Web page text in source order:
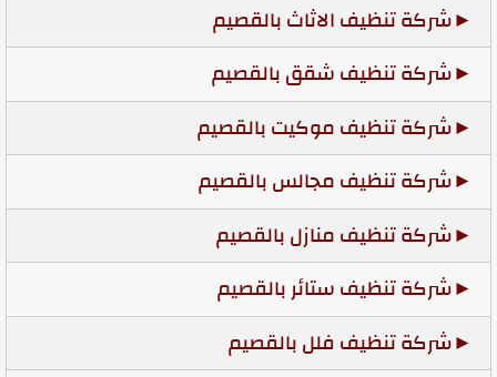
شركة تنظيف الاثاث بالقصيم
شركة تنظيف شقق بالقصيم
شركة تنظيف موكيت بالقصيم
شركة تنظيف مجالس بالقصيم
شركة تنظيف منازل بالقصيم
شركة تنظيف ستائر بالقصيم
شركة تنظيف فلل بالقصيم